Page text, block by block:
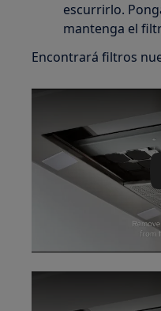
escurrirlo.
mantenga el
Encontrará filtros